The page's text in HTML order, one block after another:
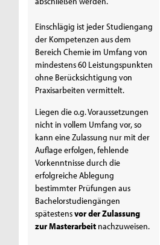
Einschlägig ist jeder Studiengang
der Kompetenzen aus dem
Bereich Chemie im Umfang von
mindestens 60 Leistungspunkten
ohne Berücksichtigung von
Praxisarbeiten vermittelt.
Liegen die o.g. Voraussetzungen
nicht in vollem Umfang vor, so
kann eine Zulassung nur mit der
Auflage erfolgen, fehlende
Vorkenntnisse durch die
erfolgreiche Ablegung
bestimmter Prüfungen aus
Bachelorstudiengängen
spätestensvor der Zulassung
zur Masterarbeit nachzuweisen.